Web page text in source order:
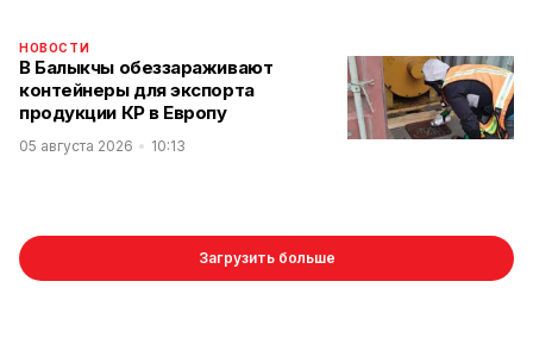
НОВОСТИ
В Балыкчы обеззараживают
контейнеры для экспорта
продукции КР в Европу
05 августа 2026 10:13
Загрузить больше